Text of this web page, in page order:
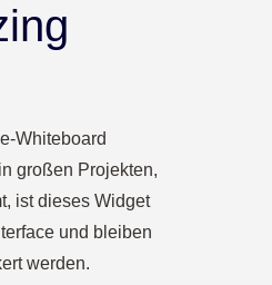
Whiteboard
großen Projekten,
ist dieses Widget
und bleiben
werden.